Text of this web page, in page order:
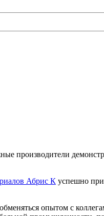
производители
Абрис К успешно
опытом с